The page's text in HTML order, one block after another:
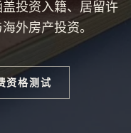
投资入籍、居留许
外房产投资。
资格测试